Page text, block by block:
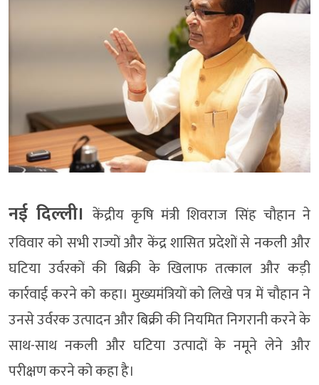
नई दिल्ली। केंद्रीय कृषि मंत्री शिवराज सिंह चौहान ने
रविवार को सभी राज्यों और केंद्र शासित प्रदेशों से नकली और
घटिया उर्वरकों की बिक्री के खिलाफ तत्काल और कड़ी
कार्रवाई करने को कहा। मुख्यमंत्रियों को लिखे पत्र में चौहान ने
उनसे उर्वरक उत्पादन और बिक्री की नियमित निगरानी करने के
साथ-साथ नकली और घटिया उत्पादों के नमूने लेने और
परीक्षण करने को कहा है।